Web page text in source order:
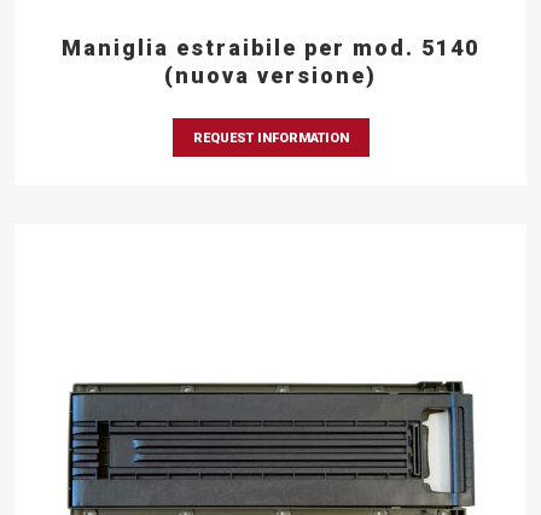
Maniglia estraibile per mod. 5140
(nuova versione)
REQUEST INFORMATION